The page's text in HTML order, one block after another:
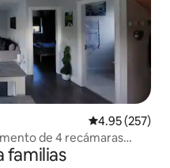
Calificación
4.95 (257)
de 4 recámaras
familias